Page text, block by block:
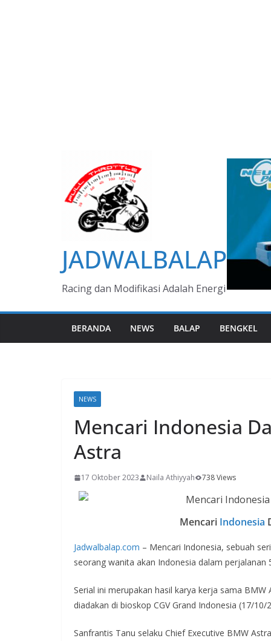
JADWALBALAP
Racing dan Modifikasi Adalah Energi
BERANDA NEWS BALAP BENGKEL
NEWS
Mencari Indonesia
Astra
17 Oktober 2023 Naila Athiyyah 738 Views
Mencari Indonesia
Jadwalbalap.com – Mencari Indonesia, sebuah
seorang wanita akan Indonesia dalam
Serial ini merupakan hasil karya kerja sama
diadakan di bioskop CGV Grand Indonesia (17/10/
Sanfrantis Tanu selaku Chief Executive BMW